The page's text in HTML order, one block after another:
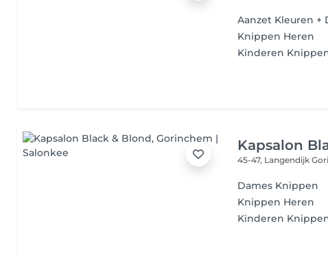
Aanzet Kleuren +
Knippen Heren
Kinderen
Kapsalon
45-47, Langendijk
Dames Knippen
Knippen Heren
Kinderen